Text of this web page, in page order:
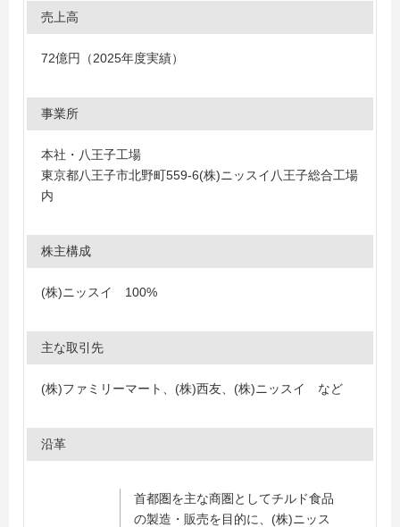
売上高
72億円（2025年度実績）
事業所
本社・八王子工場
東京都八王子市北野町559-6(株)ニッスイ八王子総合工場
内
株主構成
(株)ニッスイ 100%
主な取引先
(株)ファミリーマート、(株)西友、(株)ニッスイ など
沿革
首都圏を主な商圏としてチルド食品
の製造・販売を目的に、(株)ニッス